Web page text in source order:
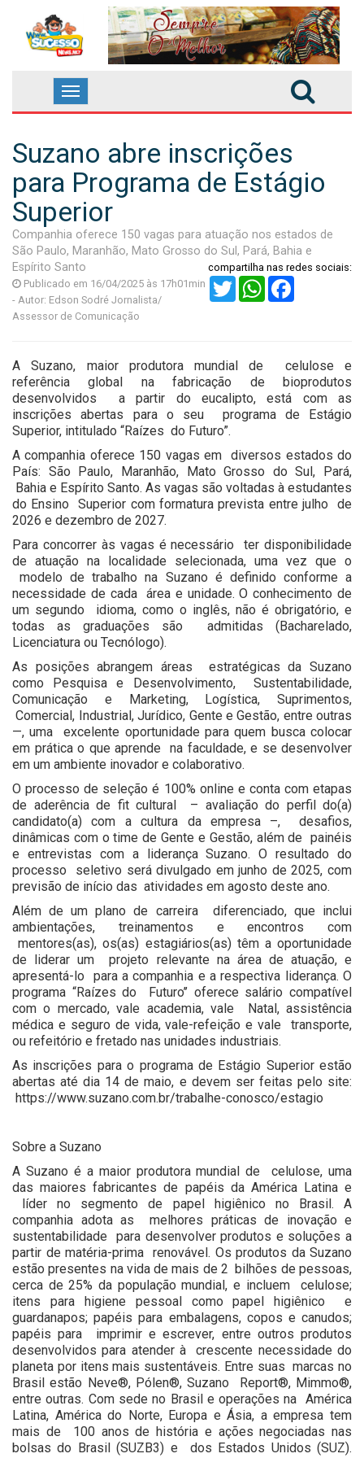
Toggle
navegação
Suzano abre inscrições
para Programa de Estágio
Superior
Companhia oferece 150 vagas para atuação nos estados de
São Paulo, Maranhão, Mato Grosso do Sul, Pará, Bahia e
Espírito Santo
compartilha nas redes sociais:
TwitterWhatsApp
Publicado em 16/04/2025 às 17h01min
- Autor: Edson Sodré Jornalista/
Assessor de Comunicação
A Suzano, maior produtora mundial de celulose e
referência global na fabricação de bioprodutos
desenvolvidos a partir do eucalipto, está com as
inscrições abertas para o seu programa de Estágio
Superior, intitulado “Raízes do Futuro”.
A companhia oferece 150 vagas em diversos estados do
País: São Paulo, Maranhão, Mato Grosso do Sul, Pará,
Bahia e Espírito Santo. As vagas são voltadas à estudantes
do Ensino Superior com formatura prevista entre julho de
2026 e dezembro de 2027.
Para concorrer às vagas é necessário ter disponibilidade
de atuação na localidade selecionada, uma vez que o
modelo de trabalho na Suzano é definido conforme a
necessidade de cada área e unidade. O conhecimento de
um segundo idioma, como o inglês, não é obrigatório, e
todas as graduações são admitidas (Bacharelado,
Licenciatura ou Tecnólogo).
As posições abrangem áreas estratégicas da Suzano
como Pesquisa e Desenvolvimento, Sustentabilidade,
Comunicação e Marketing, Logística, Suprimentos,
Comercial, Industrial, Jurídico, Gente e Gestão, entre outras
—, uma excelente oportunidade para quem busca colocar
em prática o que aprende na faculdade, e se desenvolver
em um ambiente inovador e colaborativo.
O processo de seleção é 100% online e conta com etapas
de aderência de fit cultural – avaliação do perfil do(a)
candidato(a) com a cultura da empresa –, desafios,
dinâmicas com o time de Gente e Gestão, além de painéis
e entrevistas com a liderança Suzano. O resultado do
processo seletivo será divulgado em junho de 2025, com
previsão de início das atividades em agosto deste ano.
Além de um plano de carreira diferenciado, que inclui
ambientações, treinamentos e encontros com
mentores(as), os(as) estagiários(as) têm a oportunidade
de liderar um projeto relevante na área de atuação, e
apresentá-lo para a companhia e a respectiva liderança. O
programa “Raízes do Futuro’’ oferece salário compatível
com o mercado, vale academia, vale Natal, assistência
médica e seguro de vida, vale-refeição e vale transporte,
ou refeitório e fretado nas unidades industriais.
As inscrições para o programa de Estágio Superior estão
abertas até dia 14 de maio, e devem ser feitas pelo site:
https://www.suzano.com.br/trabalhe-conosco/estagio
Sobre a Suzano
A Suzano é a maior produtora mundial de celulose, uma
das maiores fabricantes de papéis da América Latina e
líder no segmento de papel higiênico no Brasil. A
companhia adota as melhores práticas de inovação e
sustentabilidade para desenvolver produtos e soluções a
partir de matéria-prima renovável. Os produtos da Suzano
estão presentes na vida de mais de 2 bilhões de pessoas,
cerca de 25% da população mundial, e incluem celulose;
itens para higiene pessoal como papel higiênico e
guardanapos; papéis para embalagens, copos e canudos;
papéis para imprimir e escrever, entre outros produtos
desenvolvidos para atender à crescente necessidade do
planeta por itens mais sustentáveis. Entre suas marcas no
Brasil estão Neve®, Pólen®, Suzano Report®, Mimmo®,
entre outras. Com sede no Brasil e operações na América
Latina, América do Norte, Europa e Ásia, a empresa tem
mais de 100 anos de história e ações negociadas nas
bolsas do Brasil (SUZB3) e dos Estados Unidos (SUZ).